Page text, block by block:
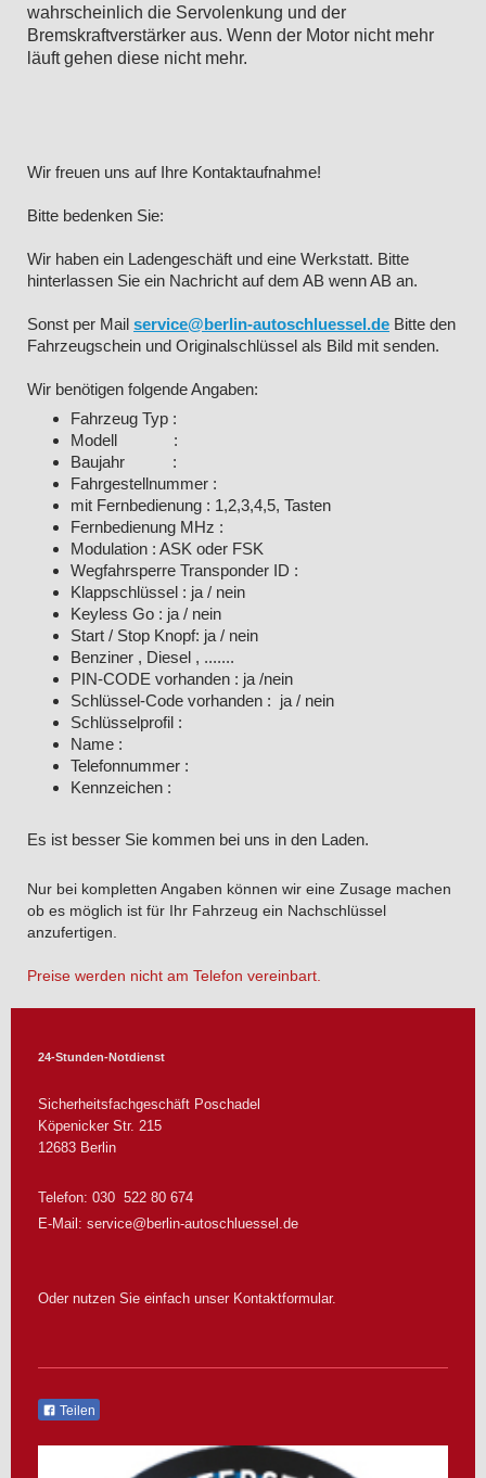
wahrscheinlich die Servolenkung und der
Bremskraftverstärker aus. Wenn der Motor nicht mehr
läuft gehen diese nicht mehr.
Wir freuen uns auf Ihre Kontaktaufnahme!
Bitte bedenken Sie:
Wir haben ein Ladengeschäft und eine Werkstatt. Bitte
hinterlassen Sie ein Nachricht auf dem AB wenn AB an.
Sonst per Mail service@berlin-autoschluessel.de Bitte den
Fahrzeugschein und Originalschlüssel als Bild mit senden.
Wir benötigen folgende Angaben:
Fahrzeug Typ :
Modell :
Baujahr :
Fahrgestellnummer :
mit Fernbedienung : 1,2,3,4,5, Tasten
Fernbedienung MHz :
Modulation : ASK oder FSK
Wegfahrsperre Transponder ID :
Klappschlüssel : ja / nein
Keyless Go : ja / nein
Start / Stop Knopf: ja / nein
Benziner , Diesel , .......
PIN-CODE vorhanden : ja /nein
Schlüssel-Code vorhanden : ja / nein
Schlüsselprofil :
Name :
Telefonnummer :
Kennzeichen :
Es ist besser Sie kommen bei uns in den Laden.
Nur bei kompletten Angaben können wir eine Zusage machen
ob es möglich ist für Ihr Fahrzeug ein Nachschlüssel
anzufertigen.
Preise werden nicht am Telefon vereinbart.
24-Stunden-Notdienst
Sicherheitsfachgeschäft Poschadel
Köpenicker Str. 215
12683 Berlin
Telefon: 030 522 80 674
E-Mail: service@berlin-autoschluessel.de
Oder nutzen Sie einfach unser Kontaktformular.
Teilen